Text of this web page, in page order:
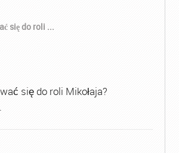
się do roli ...
się do roli Mikołaja?